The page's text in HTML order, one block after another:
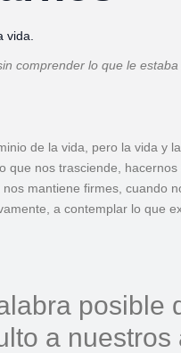
vida.
comprender lo que le
de la vida, pero la vida y
que nos trasciende,
mantiene firmes, cuando
a contemplar lo que
posible
a